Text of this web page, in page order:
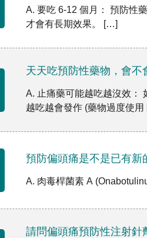
A. 要吃 6-12 個月： 預防性
才會有長期效果。 […]
天天吃預防性藥物，會不
A. 止痛藥可能越吃越沒效：
越吃越會發作 (藥物過度使
預防偏頭痛是不是已有新
A. 肉毒桿菌素 A
請問偏頭痛預防性注射針